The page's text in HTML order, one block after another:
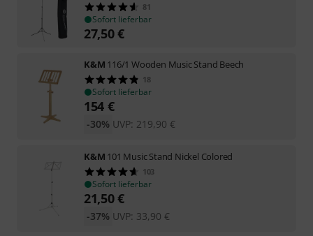
81
Sofort lieferbar
27,50€
K&M 116/1 Wooden Music Stand Beech
18
Sofort lieferbar
154 €
UVP: 219,90 €
-30%
K&M 101 Music Stand Nickel Colored
103
Sofort lieferbar
21,50€
UVP: 33,90 €
-37%